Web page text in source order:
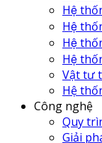
Hệ
Hệ
Hệ
Hệ
Vật tư
Hệ
Công nghệ
Quy
Giải